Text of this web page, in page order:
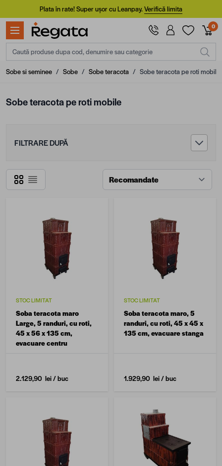
Mergi la ConținutPlata în rate! Super ușor cu Leanpay.Verifică limita
0
Caută produse dupa cod, denumire sau categorie
Sobe si seminee / Sobe / Sobe teracota / Sobe teracota pe roti mobile
Sobe teracota pe roti mobile
FILTRARE DUPĂ
Grilă
Listă
STOC LIMITAT
Soba teracota maro
Large, 5 randuri, cu roti,
45 x 56 x 135 cm,
evacuare centru
2.129,90 lei/ buc
STOC LIMITAT
Soba teracota maro, 5
randuri, cu roti, 45 x 45 x
135 cm, evacuare stanga
1.929,90 lei/ buc